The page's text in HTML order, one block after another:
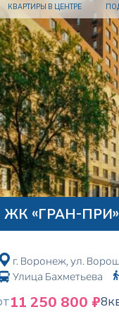
КВАРТИРЫ В ЦЕНТРЕ
ЖК «ГРАН-
г. Воронеж, ул.
Улица Бахметьева
11 250 800 ₽8